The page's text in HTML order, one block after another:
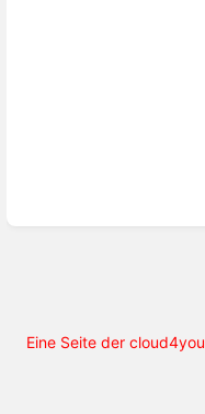
Eine Seite der cloud4you